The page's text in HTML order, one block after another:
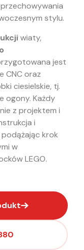
stylu.
wiaty,
jest
CNC oraz
ciesielskie, tj.
ogony. Każdy
z projektem i
i
krok
w
LEGO.